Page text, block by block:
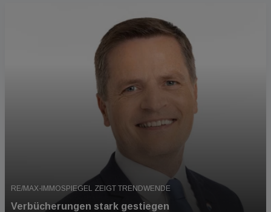
RE/MAX-IMMOSPIEGEL ZEIGT TRENDWENDE
Verbücherungen stark gestiegen